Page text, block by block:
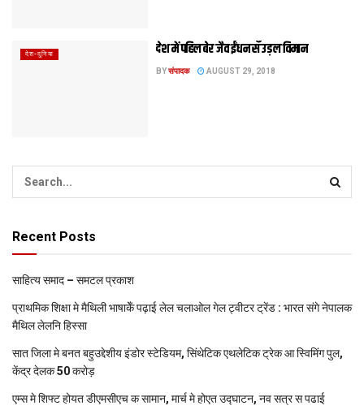
देश-दुनिया देश में पहिल बेर जैव ईंधन सँ उड़ल विमान
BYसंपादक AUGUST 29, 2018
Recent Posts
साहित्य समाद – समटल प्रकाश
प्राथमिक शि‍क्षा मे मैथि‍ली भाषाकेँ पढ़ाई लेल चलाओल गेल ट्वीटर ट्रेंड : भारत संगे नेपालक
मैथिल लेलनि हिस्सा
सात जिला मे बनत बहुउद्देशीय इंडोर स्‍टेडि‍यम, सिंथेटिक एथलेटिक ट्रेक आ स्विमिंग पुल,
केंद्र देलक 50 करोड़
एम्स मे शिफ्ट होयत डीएमसीएच क सामान, मार्च मे होएत उद्घाटन, नव सत्र स पढाई